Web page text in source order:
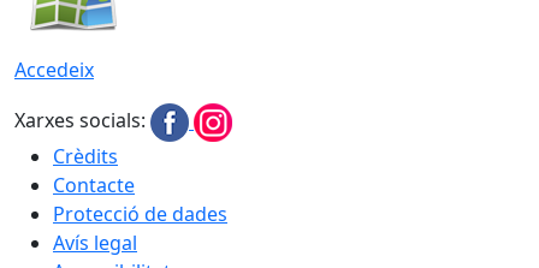
Accedeix
Xarxes socials:
Crèdits
Contacte
Protecció de dades
Avís legal